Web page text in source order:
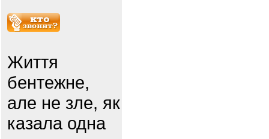
Життя
бентежне,
але не зле, як
казала одна